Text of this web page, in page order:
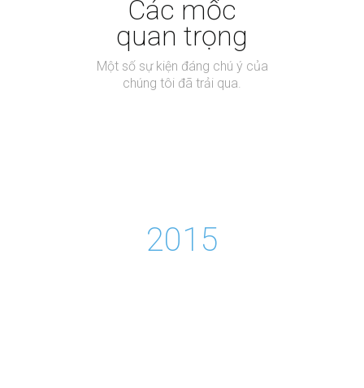
Các mốc
quan trọng
Một số sự kiện đáng chú ý của
chúng tôi đã trải qua.
2015